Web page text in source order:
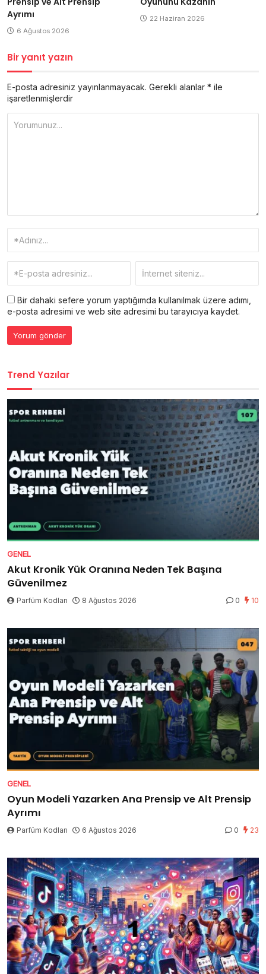
Ayrımı
6 Ağustos 2026
22 Haziran 2026
Bir yanıt yazın
E-posta adresiniz yayınlanmayacak. Gerekli alanlar * ile
işaretlenmişlerdir
Bir dahaki sefere yorum yaptığımda kullanılmak üzere adımı,
e-posta adresimi ve web site adresimi bu tarayıcıya kaydet.
Trend Yazılar
GENEL
Akut Kronik Yük Oranına Neden Tek Başına
Güvenilmez
Parfüm Kodları 8 Ağustos 2026 0 10
GENEL
Oyun Modeli Yazarken Ana Prensip ve Alt Prensip
Ayrımı
Parfüm Kodları 6 Ağustos 2026 0 23